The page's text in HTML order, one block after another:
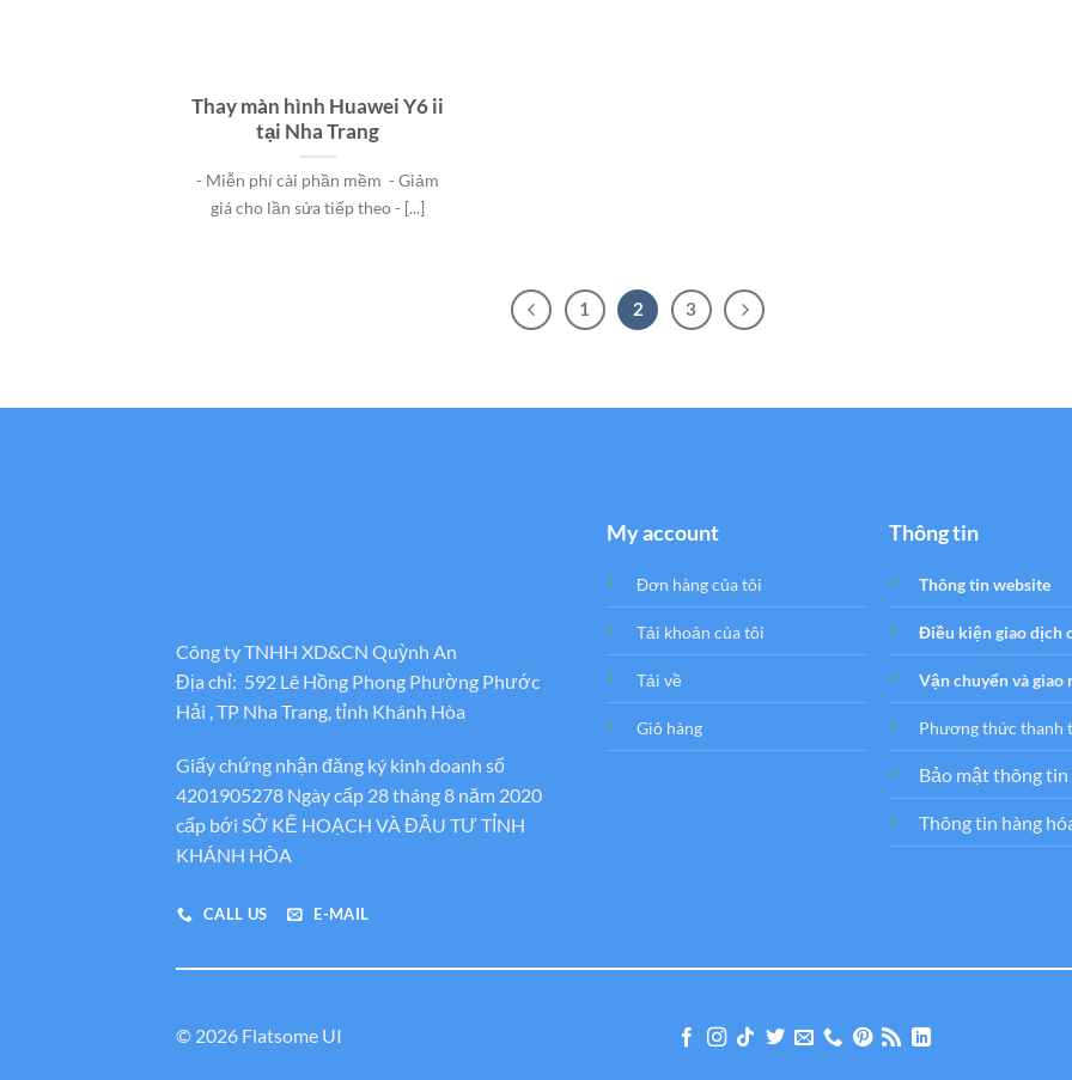
Thay màn hình Huawei Y6 ii
tại Nha Trang
- Miễn phí cài phần mềm - Giảm
giá cho lần sửa tiếp theo - [...]
1 2 3
Công ty TNHH XD&CN Quỳnh An
Địa chỉ: 592 Lê Hồng Phong Phường Phước
Hải , TP Nha Trang, tỉnh Khánh Hòa
Giấy chứng nhận đăng ký kinh doanh số
4201905278 Ngày cấp 28 tháng 8 năm 2020
cấp bới SỞ KẾ HOẠCH VÀ ĐẦU TƯ TỈNH
KHÁNH HÒA
CALL US E-MAIL
My account
Đơn hàng của tôi
Tải khoản của tôi
Tải về
Giỏ hàng
Thông tin
Thông tin website
Điều kiện giao dịch
Vận chuyển và giao
Phương thức thanh
Bảo mật thông tin
Thông tin hàng
© 2026 Flatsome UI